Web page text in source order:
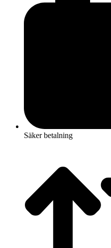
Säker betalning